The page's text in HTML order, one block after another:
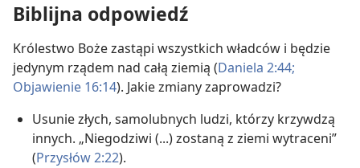
Biblijna odpowiedź
Królestwo Boże zastąpi wszystkich władców i będzie
jedynym rządem nad całą ziemią (Daniela 2:44;
Objawienie 16:14). Jakie zmiany zaprowadzi?
Usunie złych, samolubnych ludzi, którzy krzywdzą
innych. „Niegodziwi (...) zostaną z ziemi wytraceni”
(Przysłów 2:22).